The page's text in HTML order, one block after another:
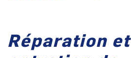
Réparation et